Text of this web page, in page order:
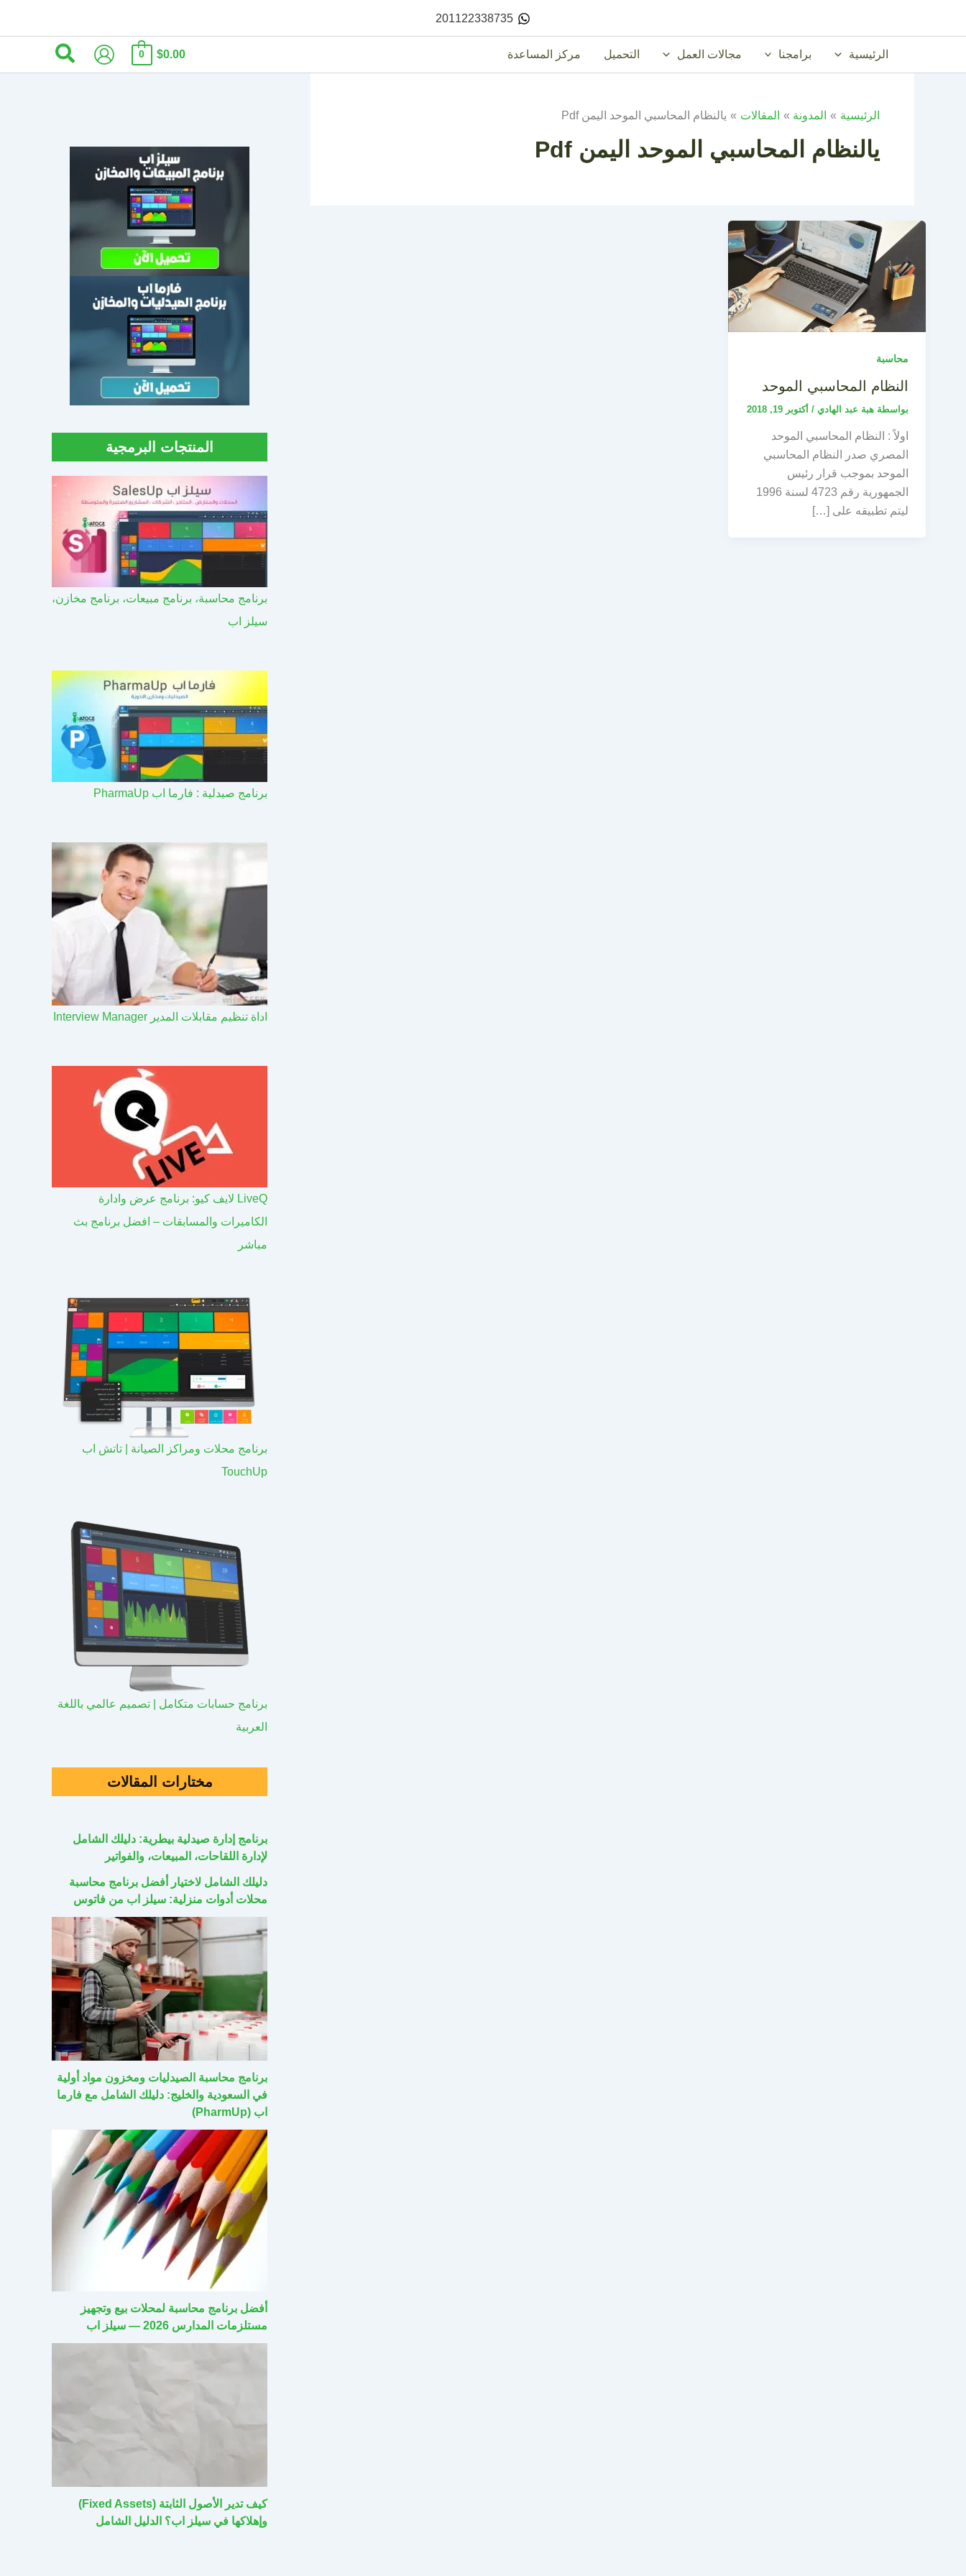
201122338735
الرئيسية برامجنا مجالات العمل التحميل مركز المساعدة $0.00
0 البحث
الرئيسية المدونة المقالات يالنظام المحاسبي الموحد اليمن Pdf
يالنظام المحاسبي الموحد اليمن Pdf
محاسبة
النظام المحاسبي الموحد
بواسطة هبة عبد الهادي / أكتوبر 19, 2018
اولاً : النظام المحاسبي الموحد
المصري صدر النظام المحاسبي
الموحد بموجب قرار رئيس
الجمهورية رقم 4723 لسنة 1996
ليتم تطبيقه على […]
المنتجات البرمجية
برنامج محاسبة، برنامج مبيعات، برنامج مخازن،
سيلز اب
برنامج صيدلية : فارما اب PharmaUp​
اداة تنظيم مقابلات المدير Interview Manager
LiveQ لايف كيو: برنامج عرض وادارة
الكاميرات والمسابقات – افضل برنامج بث
مباشر
برنامج محلات ومراكز الصيانة | تاتش اب
TouchUp
برنامج حسابات متكامل | تصميم عالمي باللغة
العربية
مختارات المقالات
برنامج إدارة صيدلية بيطرية: دليلك الشامل
لإدارة اللقاحات، المبيعات، والفواتير
دليلك الشامل لاختيار أفضل برنامج محاسبة
محلات أدوات منزلية: سيلز اب من فاتوس
برنامج محاسبة الصيدليات ومخزون مواد أولية
في السعودية والخليج: دليلك الشامل مع فارما
اب (PharmUp)
أفضل برنامج محاسبة لمحلات بيع وتجهيز
مستلزمات المدارس 2026 — سيلز اب
كيف تدير الأصول الثابتة (Fixed Assets)
وإهلاكها في سيلز اب؟ الدليل الشامل